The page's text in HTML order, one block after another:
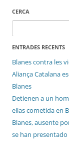
CERCA
ENTRADES RECENTS
Blanes contra les
Aliança Catalana
Blanes
Detienen a un
ellas cometida en
Blanes, ausente
se han